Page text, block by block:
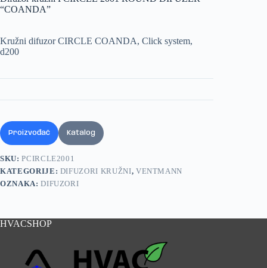
“COANDA”
Kružni difuzor CIRCLE COANDA, Click system,
d200
Proizvođač Katalog
SKU:PCIRCLE2001
KATEGORIJE: DIFUZORI KRUŽNI, VENTMANN
OZNAKA:DIFUZORI
HVACSHOP